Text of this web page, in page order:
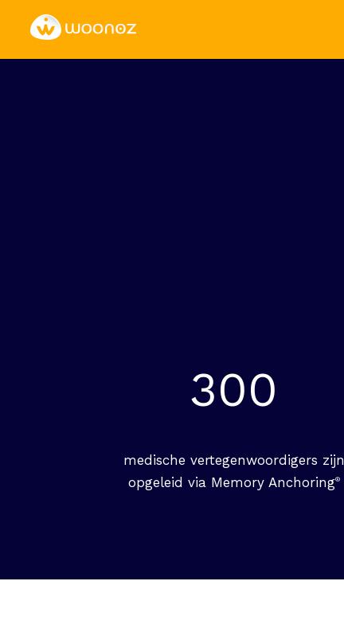
300
medische vertegenwoordigers zijn
opgeleid via Memory Anchoring®